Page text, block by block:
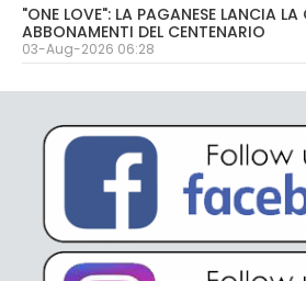
"ONE LOVE": LA PAGANESE LANCIA
ABBONAMENTI DEL CENTENARIO
03-Aug-2026 06:28